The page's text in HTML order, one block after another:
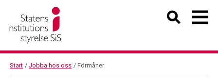
Start / Jobba hos oss / Förmåner